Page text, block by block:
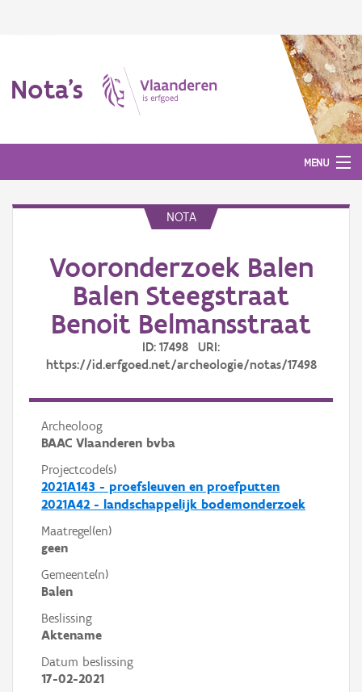
Nota's
MENU
Aanmelden
NOTA
Vooronderzoek Balen
Balen Steegstraat
Benoit Belmansstraat
ID: 17498 URI:
https://id.erfgoed.net/archeologie/notas/17498
Archeoloog
BAAC Vlaanderen bvba
Projectcode(s)
2021A143 - proefsleuven en proefputten
2021A42 - landschappelijk bodemonderzoek
Maatregel(en)
geen
Gemeente(n)
Balen
Beslissing
Aktename
Datum beslissing
17-02-2021